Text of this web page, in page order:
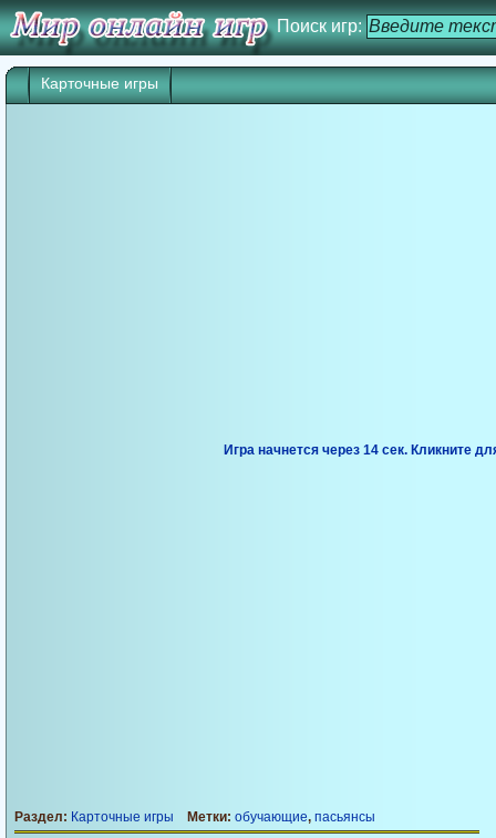
Поиск игр:
Карточные игры
Игра начнется через 14 сек. Кликните
Раздел: Карточные игры Метки: обучающие, пасьянсы